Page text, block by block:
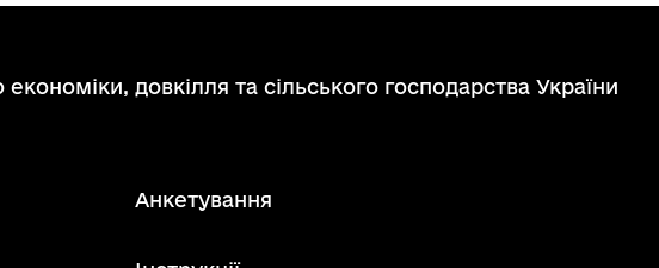
довкілля та сільського господарства України
Анкетування